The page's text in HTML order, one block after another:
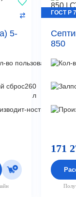
5-
во пользователей
5
сброс260
л
ность
0,9
850
ГОСТ Р
171